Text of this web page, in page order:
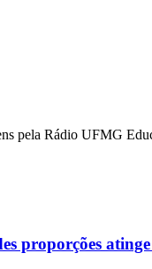
pela Rádio UFMG
proporções